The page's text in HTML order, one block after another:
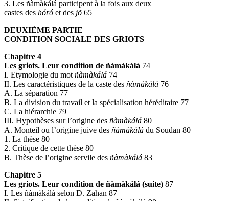
3. Les ñàmàkálá participent à la fois aux deux
castes des hóró et des jõ 65
DEUXIÈME PARTIE
CONDITION SOCIALE DES GRIOTS
Chapitre 4
Les griots. Leur condition de ñàmàkálá 74
I. Etymologie du mot ñàmàkálá 74
II. Les caractéristiques de la caste des ñàmàkálá 76
A. La séparation 77
B. La division du travail et la spécialisation héréditaire 77
C. La hiérarchie 79
III. Hypothèses sur l’origine des ñàmàkálá 80
A. Monteil ou l’origine juive des ñàmàkálá du Soudan 80
1. La thèse 80
2. Critique de cette thèse 80
B. Thèse de l’origine servile des ñàmàkálá 83
Chapitre 5
Les griots. Leur condition de ñàmàkálá (suite) 87
I. Les ñàmàkálá selon D. Zahan 87